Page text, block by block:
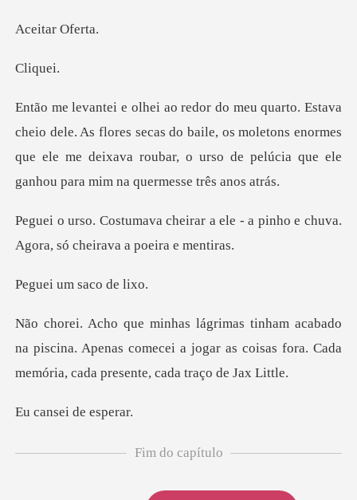
ar Of
iq
flores secas do baile, os moletons enormes
que ele me deixava roubar,
a ele - a pinho e chuva.
Agora,
um saco
na piscina. Apenas comecei a jogar as coisas fora. C
ei de e
Fim do capítulo